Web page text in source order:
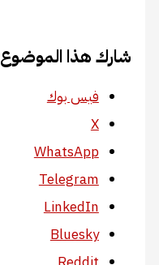
شارك هذا
فيس بوك
X
WhatsApp
Telegram
LinkedIn
Bluesky